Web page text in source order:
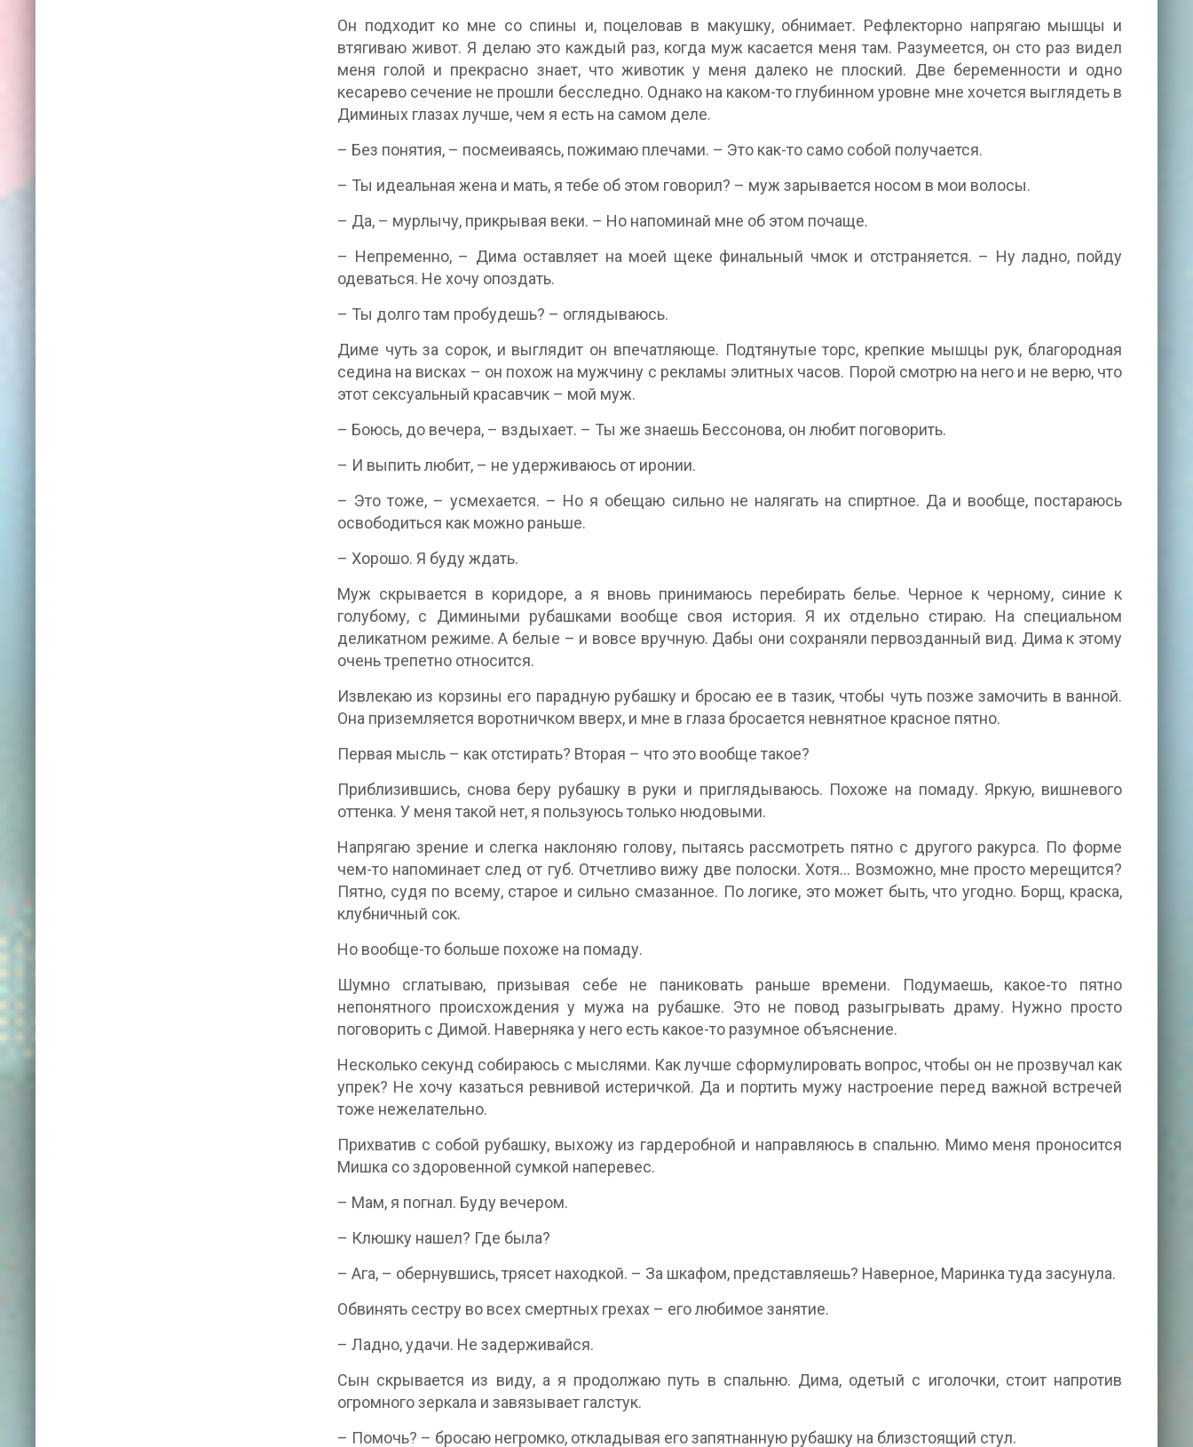
Он подходит ко мне со спины и, поцеловав в макушку, обнимает. Рефлекторно напрягаю мышцы и
втягиваю живот. Я делаю это каждый раз, когда муж касается меня там. Разумеется, он сто раз видел
меня голой и прекрасно знает, что животик у меня далеко не плоский. Две беременности и одно
кесарево сечение не прошли бесследно. Однако на каком-то глубинном уровне мне хочется выглядеть в
Диминых глазах лучше, чем я есть на самом деле.
– Без понятия, – посмеиваясь, пожимаю плечами. – Это как-то само собой получается.
– Ты идеальная жена и мать, я тебе об этом говорил? – муж зарывается носом в мои волосы.
– Да, – мурлычу, прикрывая веки. – Но напоминай мне об этом почаще.
– Непременно, – Дима оставляет на моей щеке финальный чмок и отстраняется. – Ну ладно, пойду
одеваться. Не хочу опоздать.
– Ты долго там пробудешь? – оглядываюсь.
Диме чуть за сорок, и выглядит он впечатляюще. Подтянутые торс, крепкие мышцы рук, благородная
седина на висках – он похож на мужчину с рекламы элитных часов. Порой смотрю на него и не верю, что
этот сексуальный красавчик – мой муж.
– Боюсь, до вечера, – вздыхает. – Ты же знаешь Бессонова, он любит поговорить.
– И выпить любит, – не удерживаюсь от иронии.
– Это тоже, – усмехается. – Но я обещаю сильно не налягать на спиртное. Да и вообще, постараюсь
освободиться как можно раньше.
– Хорошо. Я буду ждать.
Муж скрывается в коридоре, а я вновь принимаюсь перебирать белье. Черное к черному, синие к
голубому, с Димиными рубашками вообще своя история. Я их отдельно стираю. На специальном
деликатном режиме. А белые – и вовсе вручную. Дабы они сохраняли первозданный вид. Дима к этому
очень трепетно относится.
Извлекаю из корзины его парадную рубашку и бросаю ее в тазик, чтобы чуть позже замочить в ванной.
Она приземляется воротничком вверх, и мне в глаза бросается невнятное красное пятно.
Первая мысль – как отстирать? Вторая – что это вообще такое?
Приблизившись, снова беру рубашку в руки и приглядываюсь. Похоже на помаду. Яркую, вишневого
оттенка. У меня такой нет, я пользуюсь только нюдовыми.
Напрягаю зрение и слегка наклоняю голову, пытаясь рассмотреть пятно с другого ракурса. По форме
чем-то напоминает след от губ. Отчетливо вижу две полоски. Хотя… Возможно, мне просто мерещится?
Пятно, судя по всему, старое и сильно смазанное. По логике, это может быть, что угодно. Борщ, краска,
клубничный сок.
Но вообще-то больше похоже на помаду.
Шумно сглатываю, призывая себе не паниковать раньше времени. Подумаешь, какое-то пятно
непонятного происхождения у мужа на рубашке. Это не повод разыгрывать драму. Нужно просто
поговорить с Димой. Наверняка у него есть какое-то разумное объяснение.
Несколько секунд собираюсь с мыслями. Как лучше сформулировать вопрос, чтобы он не прозвучал как
упрек? Не хочу казаться ревнивой истеричкой. Да и портить мужу настроение перед важной встречей
тоже нежелательно.
Прихватив с собой рубашку, выхожу из гардеробной и направляюсь в спальню. Мимо меня проносится
Мишка со здоровенной сумкой наперевес.
– Мам, я погнал. Буду вечером.
– Клюшку нашел? Где была?
– Ага, – обернувшись, трясет находкой. – За шкафом, представляешь? Наверное, Маринка туда засунула.
Обвинять сестру во всех смертных грехах – его любимое занятие.
– Ладно, удачи. Не задерживайся.
Сын скрывается из виду, а я продолжаю путь в спальню. Дима, одетый с иголочки, стоит напротив
огромного зеркала и завязывает галстук.
– Помочь? – бросаю негромко, откладывая его запятнанную рубашку на близстоящий стул.